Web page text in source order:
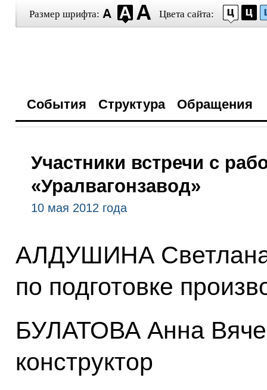
Размер шрифта: Цвета сайта:
События Структура Обращения
Участники встречи с
«Уралвагонзавод»
10 мая 2012 года
АЛДУШИНА Светлана
по подготовке
БУЛАТОВА Анна
конструктор